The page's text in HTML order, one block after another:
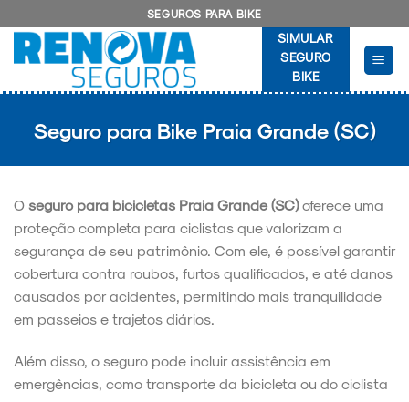
to
content
SEGUROS PARA BIKE
SIMULAR
SEGURO
BIKE
Seguro para Bike Praia Grande (SC)
O seguro para bicicletas Praia Grande (SC)oferece uma
proteção completa para ciclistas que valorizam a
segurança de seu patrimônio. Com ele, é possível garantir
cobertura contra roubos, furtos qualificados, e até danos
causados por acidentes, permitindo mais tranquilidade
em passeios e trajetos diários.
Além disso, o seguro pode incluir assistência em
emergências, como transporte da bicicleta ou do ciclista